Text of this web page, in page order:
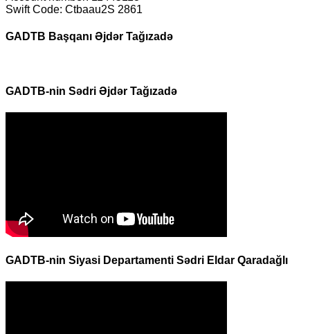
Swift Code: Ctbaau2S 2861
GADTB Başqanı Əjdər Tağızadə
GADTB-nin Sədri Əjdər Tağızadə
GADTB-nin Siyasi Departamenti Sədri Eldar Qaradağlı